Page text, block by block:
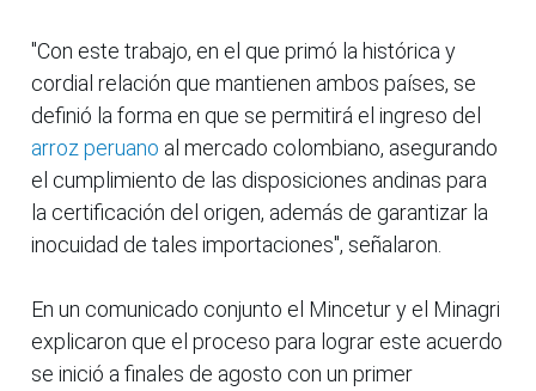
"Con este trabajo, en el que primó la histórica y
cordial relación que mantienen ambos países, se
definió la forma en que se permitirá el ingreso del
arroz peruano al mercado colombiano, asegurando
el cumplimiento de las disposiciones andinas para
la certificación del origen, además de garantizar la
inocuidad de tales importaciones", señalaron.
En un comunicado conjunto el Mincetur y el Minagri
explicaron que el proceso para lograr este acuerdo
se inició a finales de agosto con un primer